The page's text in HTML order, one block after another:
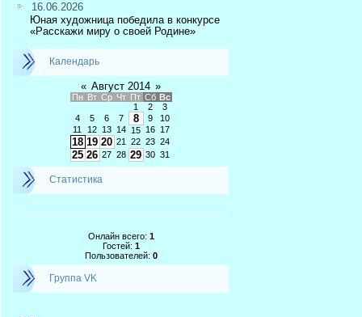
16.06.2026
Юная художница победила в конкурсе
«Расскажи миру о своей Родине»
Календарь
« Август 2014 »
Пн Вт Ср Чт Пт Сб Вс
1
2
3
4
5 6 7 8 9
10
11
12 13 14 15 16 17
18 19 20 21 22 23 24
25 26 27 28 29 30 31
Статистика
Онлайн всего: 1
Гостей: 1
Пользователей: 0
Группа VK